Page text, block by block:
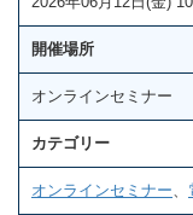
開催場所
オンラインセミナー
カテゴリー
オンラインセミナー